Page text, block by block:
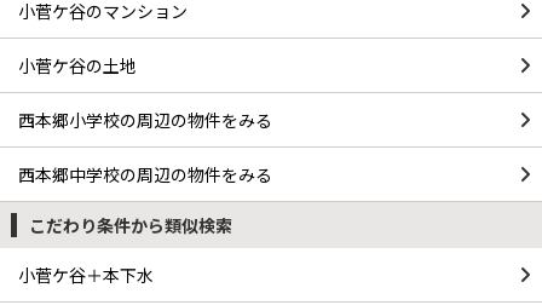
小菅ケ谷のマンション
小菅ケ谷の土地
西本郷小学校の周辺の物件をみる
西本郷中学校の周辺の物件をみる
こだわり条件から類似検索
小菅ケ谷＋本下水